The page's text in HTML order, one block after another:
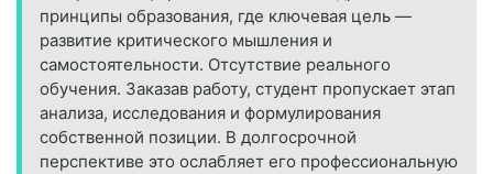
принципы образования, где ключевая цель —
развитие критического мышления и
самостоятельности. Отсутствие реального
обучения. Заказав работу, студент пропускает этап
анализа, исследования и формулирования
собственной позиции. В долгосрочной
перспективе это ослабляет его профессиональную